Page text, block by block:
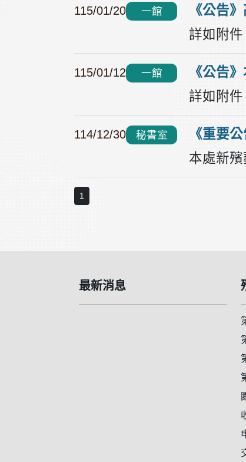
115/01/20 一館
《公告
詳如附件
115/01/12 一館
《公告
詳如附件
114/12/30 秘書室
1
最新消息